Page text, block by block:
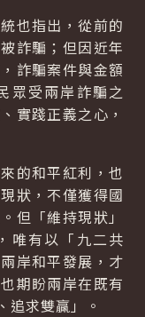
也指出，從前的
詐騙；但因近年
詐騙案件與金額
眾受兩岸詐騙之
實踐正義之心，
的和平紅利，也
狀，不僅獲得國
但「維持現狀」
唯有以「九二共
岸和平發展，才
期盼兩岸在既有
追求雙贏」。